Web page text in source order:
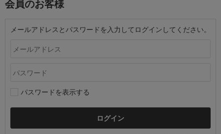
会員のお客様
メールアドレスとパスワードを入力してログインしてください。
パスワードを表示する